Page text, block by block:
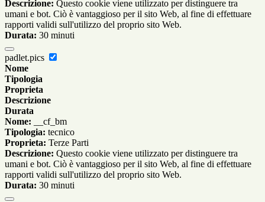
Descrizione: Questo cookie viene utilizzato per distinguere tra
umani e bot. Ciò è vantaggioso per il sito Web, al fine di effettuare
rapporti validi sull'utilizzo del proprio sito Web.
Durata: 30 minuti
padlet.pics
Nome
Tipologia
Proprieta
Descrizione
Durata
Nome: __cf_bm
Tipologia: tecnico
Proprieta: Terze Parti
Descrizione: Questo cookie viene utilizzato per distinguere tra
umani e bot. Ciò è vantaggioso per il sito Web, al fine di effettuare
rapporti validi sull'utilizzo del proprio sito Web.
Durata: 30 minuti